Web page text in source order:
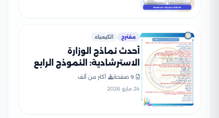
مقترح الكيمياء
أحدث نماذج الوزارة
الاسترشادية: النموذج الرابع
في الكيمياء للثانوية العامة
2026
9 صفحة
أكثر من ألف
24 مايو 2026